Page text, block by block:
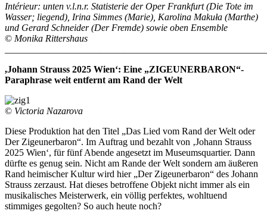
Intérieur: unten v.l.n.r. Statisterie der Oper Frankfurt (Die Tote im
Wasser; liegend), Irina Simmes (Marie), Karolina Makuła (Marthe)
und Gerard Schneider (Der Fremde) sowie oben Ensemble
© Monika Rittershaus
,Johann Strauss 2025 Wien‘: Eine „ZIGEUNERBARON“-
Paraphrase weit entfernt am Rand der Welt
© Victoria Nazarova
Diese Produktion hat den Titel „Das Lied vom Rand der Welt oder
Der Zigeunerbaron“. Im Auftrag und bezahlt von ‚Johann Strauss
2025 Wien‘, für fünf Abende angesetzt im Museumsquartier. Dann
dürfte es genug sein. Nicht am Rande der Welt sondern am äußeren
Rand heimischer Kultur wird hier „Der Zigeunerbaron“ des Johann
Strauss zerzaust. Hat dieses betroffene Objekt nicht immer als ein
musikalisches Meisterwerk, ein völlig perfektes, wohltuend
stimmiges gegolten? So auch heute noch?